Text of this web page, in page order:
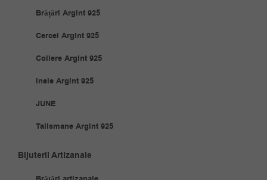
Brățări Argint 925
Cercei Argint 925
Coliere Argint 925
Inele Argint 925
JUNE
Talismane Argint 925
Bijuterii Artizanale